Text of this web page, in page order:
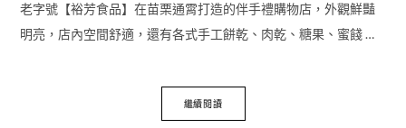
老字號【裕芳食品】在苗栗通霄打造的伴手禮購物店，外觀鮮豔
明亮，店內空間舒適，還有各式手工餅乾、肉乾、糖果、蜜餞 …
繼續閱讀